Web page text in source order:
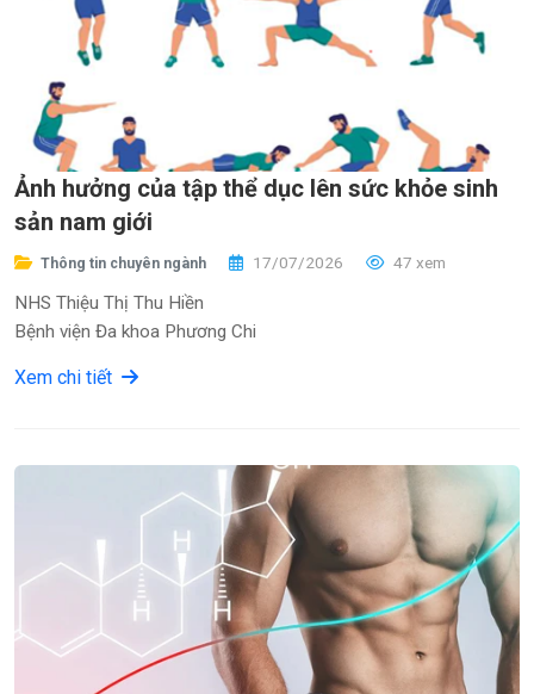
Ảnh hưởng của tập thể dục lên sức khỏe sinh
sản nam giới
Thông tin chuyên ngành 17/07/2026 47 xem
NHS Thiệu Thị Thu Hiền
Bệnh viện Đa khoa Phương Chi
Xem chi tiết